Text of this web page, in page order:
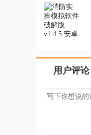
v1.4.5 安卓版
用户评论